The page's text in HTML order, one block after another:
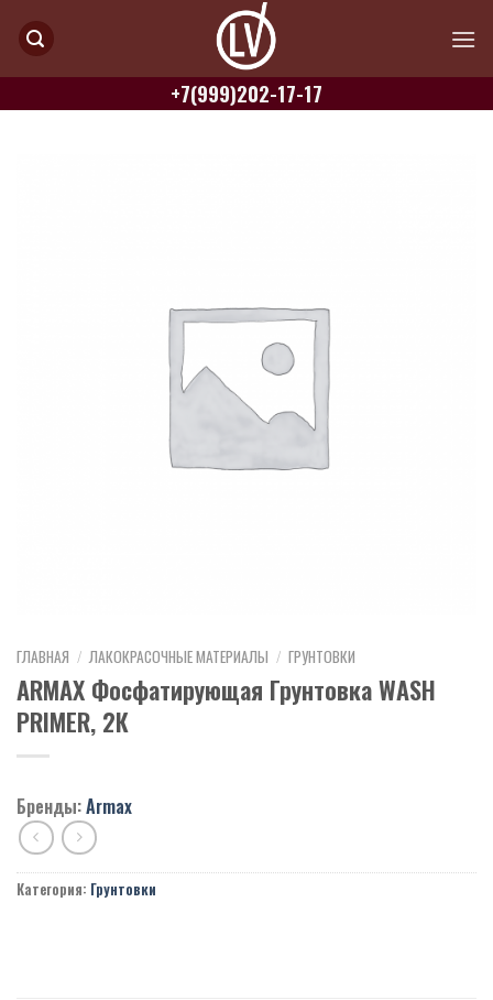
+7(999)202-17-17
ГЛАВНАЯ / ЛАКОКРАСОЧНЫЕ МАТЕРИАЛЫ / ГРУНТОВКИ
ARMAX Фосфатирующая Грунтовка WASH
PRIMER, 2К
Бренды:Armax
Категория: Грунтовки